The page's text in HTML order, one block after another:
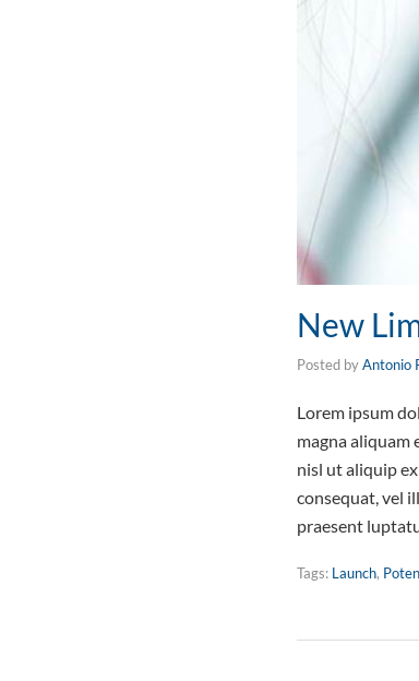
New
Posted byAntonio
Lorem ipsum
magna
nisl ut aliquip
consequat, vel
praesent
Tags: Launch,